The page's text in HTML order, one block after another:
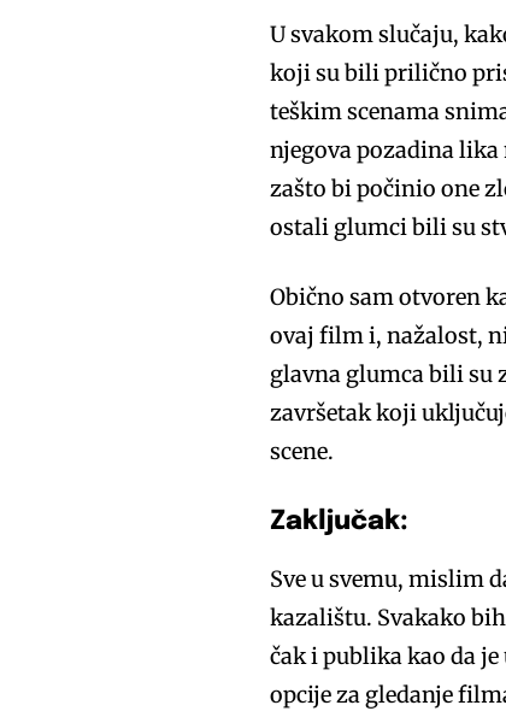
U svakom slučaju,
koji su bili prilično
teškim scenama
njegova pozadina
zašto bi počinio one
ostali glumci bili su
Obično sam otvoren
ovaj film i, nažalost,
glavna glumca bili su
završetak koji
scene.
Zaključak:
Sve u svemu, mislim
kazalištu. Svakako
čak i publika kao da
opcije za gledanje